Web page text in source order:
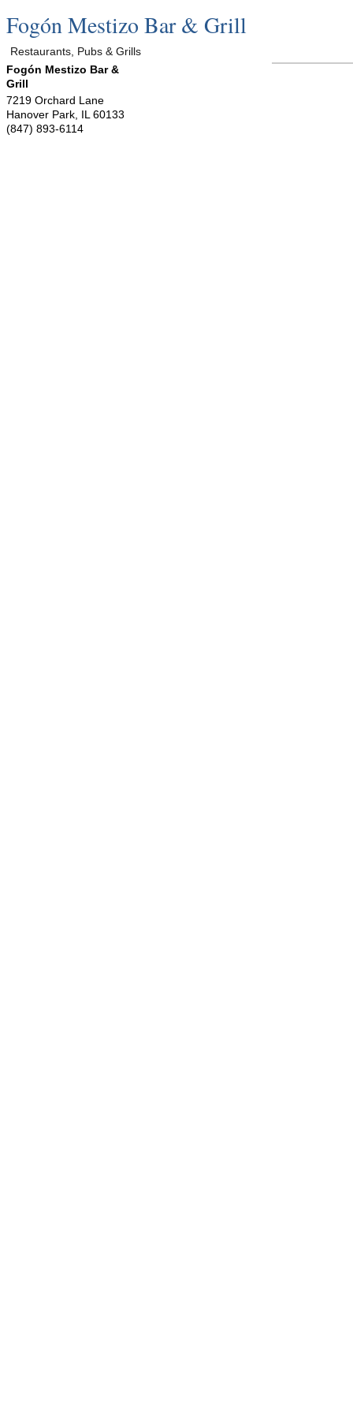
Fogón Mestizo Bar & Grill
Restaurants, Pubs & Grills
Fogón Mestizo Bar &
Grill
7219 Orchard Lane
Hanover Park IL 60133
(847) 893-6114